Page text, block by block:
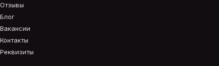
Отзывы
Блог
Вакансии
Контакты
Реквизиты